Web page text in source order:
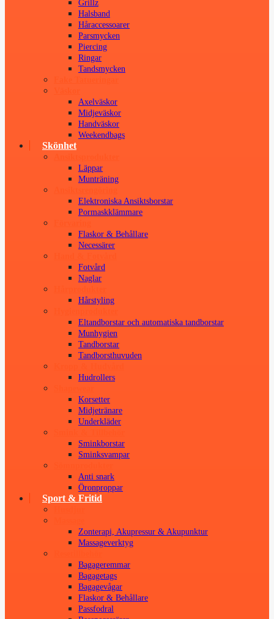
Grillz
Halsband
Håraccessoarer
Parsmycken
Piercing
Ringar
Tandsmycken
Axelväskor
Midjeväskor
Handväskor
Weekendbags
Skönhet
Läppar
Munträning
Elektroniska Ansiktsborstar
Pormaskklämmare
Flaskor & Behållare
Necessärer
Fotvård
Naglar
Hårstyling
Eltandborstar och automatiska tandborstar
Munhygien
Tandborstar
Tandborsthuvuden
Hudrollers
Korsetter
Midjetränare
Underkläder
Sminkborstar
Sminksvampar
Anti snark
Öronproppar
Sport & Fritid
Zonterapi, Akupressur & Akupunktur
Massageverktyg
Bagageremmar
Bagagetags
Bagagevågar
Flaskor & Behållare
Passfodral